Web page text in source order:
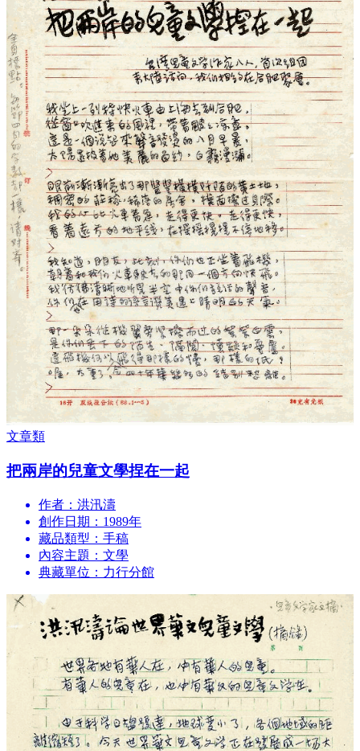
文章類
把兩岸的兒童文學捏在一起
作者：洪汛濤
創作日期：1989年
藏品類型：手稿
內容主題：文學
典藏單位：力行分館